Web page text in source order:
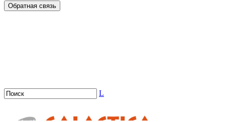
Обратная связь
L